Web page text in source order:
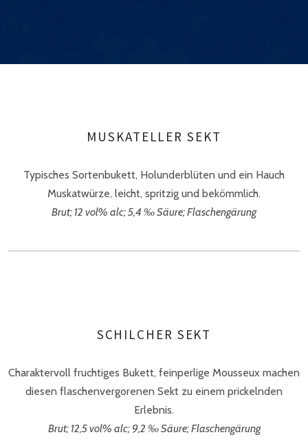
MUSKATELLER SEKT
Typisches Sortenbukett, Holunderblüten und ein Hauch
Muskatwürze, leicht, spritzig und bekömmlich.
Brut; 12 vol% alc; 5,4 ‰ Säure; Flaschengärung
SCHILCHER SEKT
Charaktervoll fruchtiges Bukett, feinperlige Mousseux machen
diesen flaschenvergorenen Sekt zu einem prickelnden
Erlebnis.
Brut; 12,5 vol% alc; 9,2 ‰ Säure; Flaschengärung